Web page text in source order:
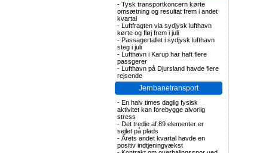
- Tysk transportkoncern kørte
omsætning og resultat frem i andet
kvartal
- Luftfragten via sydjysk lufthavn
kørte og fløj frem i juli
- Passagertallet i sydjysk lufthavn
steg i juli
- Lufthavn i Karup har haft flere
passgerer
- Lufthavn på Djursland havde flere
rejsende
Jernbanetransport
- En halv times daglig fysisk
aktivitet kan forebygge alvorlig
stress
- Det tredie af 89 elementer er
sejlet på plads
- Årets andet kvartal havde en
positiv indtjeningvækst